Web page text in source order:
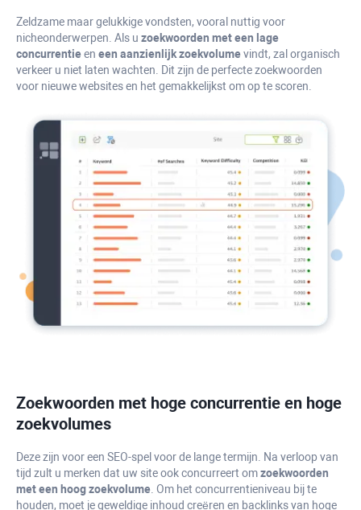
Zeldzame maar gelukkige vondsten, vooral nuttig voor
nicheonderwerpen. Als u zoekwoorden met een lage
concurrentieen een aanzienlijk zoekvolumevindt, zal organisch
verkeer u niet laten wachten. Dit zijn de perfecte zoekwoorden
voor nieuwe websites en het gemakkelijkst om op te scoren.
Zoekwoorden met hoge concurrentie en hoge
zoekvolumes
Deze zijn voor een SEO-spel voor de lange termijn. Na verloop van
tijd zult u merken dat uw site ook concurreert omzoekwoorden
met een hoog zoekvolume . Om het concurrentieniveau bij te
houden, moet je geweldige inhoud creëren en backlinks van hoge